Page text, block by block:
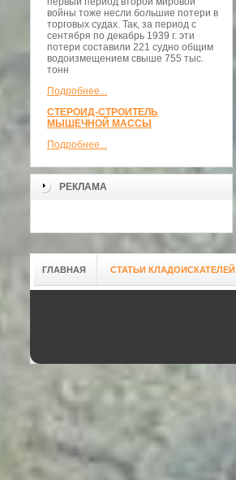
войны тоже несли большие потери в
торговых судах. Так, за период с
сентября по декабрь 1939 г. эти
потери составили 221 судно общим
водоизмещением свыше 755 тыс.
тонн
Подробнее...
СТЕРОИД-СТРОИТЕЛЬ
МЫШЕЧНОЙ МАССЫ
Подробнее...
РЕКЛАМА
ГЛАВНАЯ СТАТЬИ КЛАДОИСКАТЕЛЕЙ